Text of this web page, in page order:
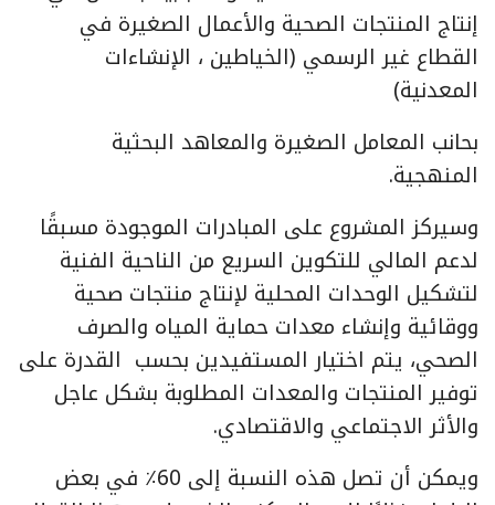
إنتاج المنتجات الصحية والأعمال الصغيرة في
القطاع غير الرسمي (الخياطين ، الإنشاءات
المعدنية)
بحانب المعامل الصغيرة والمعاهد البحثية
المنهجية.
وسيركز المشروع على المبادرات الموجودة مسبقًا
لدعم المالي للتكوين السريع من الناحية الفنية
لتشكيل الوحدات المحلية لإنتاج منتجات صحية
ووقائية وإنشاء معدات حماية المياه والصرف
الصحي، يتم اختيار المستفيدين بحسب القدرة على
توفير المنتجات والمعدات المطلوبة بشكل عاجل
والأثر الاجتماعي والاقتصادي.
ويمكن أن تصل هذه النسبة إلى 60٪ في بعض